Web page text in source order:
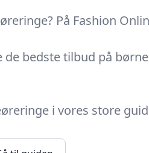
På Fashion
de bedste tilbud på
i vores store